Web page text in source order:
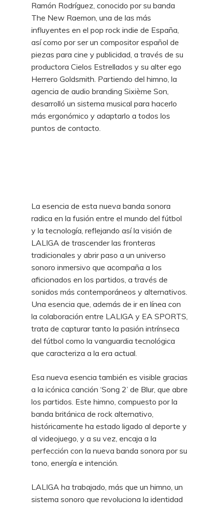
Ramón Rodríguez, conocido por su banda
The New Raemon, una de las más
influyentes en el pop rock indie de España,
así como por ser un compositor español de
piezas para cine y publicidad, a través de su
productora Cielos Estrellados y su alter ego
Herrero Goldsmith. Partiendo del himno, la
agencia de audio branding Sixième Son,
desarrolló un sistema musical para hacerlo
más ergonómico y adaptarlo a todos los
puntos de contacto.
La esencia de esta nueva banda sonora
radica en la fusión entre el mundo del fútbol
y la tecnología, reflejando así la visión de
LALIGA de trascender las fronteras
tradicionales y abrir paso a un universo
sonoro inmersivo que acompaña a los
aficionados en los partidos, a través de
sonidos más contemporáneos y alternativos.
Una esencia que, además de ir en línea con
la colaboración entre LALIGA y EA SPORTS,
trata de capturar tanto la pasión intrínseca
del fútbol como la vanguardia tecnológica
que caracteriza a la era actual.
Esa nueva esencia también es visible gracias
a la icónica canción ‘Song 2’ de Blur, que abre
los partidos. Este himno, compuesto por la
banda británica de rock alternativo,
históricamente ha estado ligado al deporte y
al videojuego, y a su vez, encaja a la
perfección con la nueva banda sonora por su
tono, energía e intención.
LALIGA ha trabajado, más que un himno, un
sistema sonoro que revoluciona la identidad